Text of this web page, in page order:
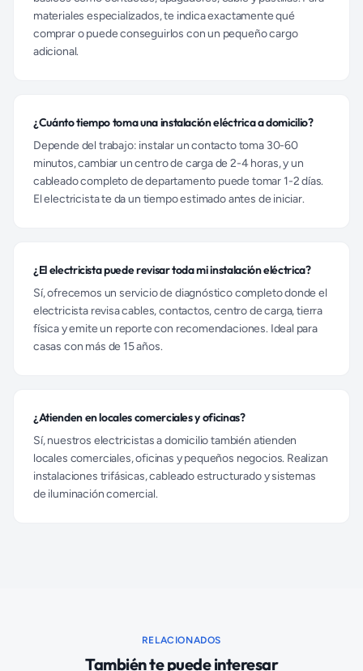
materiales especializados, te indica exactamente qué
comprar o puede conseguirlos con un pequeño cargo
adicional.
¿Cuánto tiempo toma una instalación eléctrica a domicilio?
Depende del trabajo: instalar un contacto toma 30-60
minutos, cambiar un centro de carga de 2-4 horas, y un
cableado completo de departamento puede tomar 1-2 días.
El electricista te da un tiempo estimado antes de iniciar.
¿El electricista puede revisar toda mi instalación eléctrica?
Sí, ofrecemos un servicio de diagnóstico completo donde el
electricista revisa cables, contactos, centro de carga, tierra
física y emite un reporte con recomendaciones. Ideal para
casas con más de 15 años.
¿Atienden en locales comerciales y oficinas?
Sí, nuestros electricistas a domicilio también atienden
locales comerciales, oficinas y pequeños negocios. Realizan
instalaciones trifásicas, cableado estructurado y sistemas
de iluminación comercial.
RELACIONADOS
También te puede interesar